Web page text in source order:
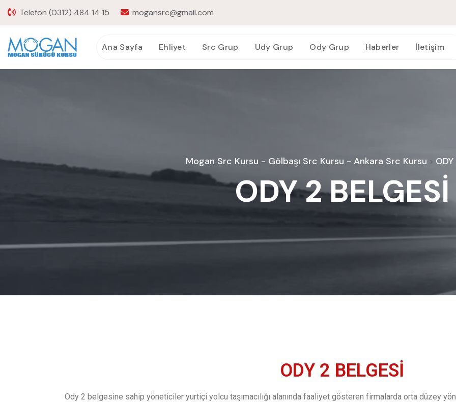
Telefon (0312) 484 14 15 mogansrc@gmail.com
Ana Sayfa Ehliyet Src Grup Udy Grup Ody Grup Haberler İletişim
Mogan Src Kursu - Gölbaşı Src Kursu - Ankara Src Kursu >
ODY 2 BELGESİ
ODY 2 BELGESİ
Ody 2 belgesine sahip yöneticiler yurtiçi yolcu taşımacılığı alanında faaliyet gösteren firmalarda orta düzey